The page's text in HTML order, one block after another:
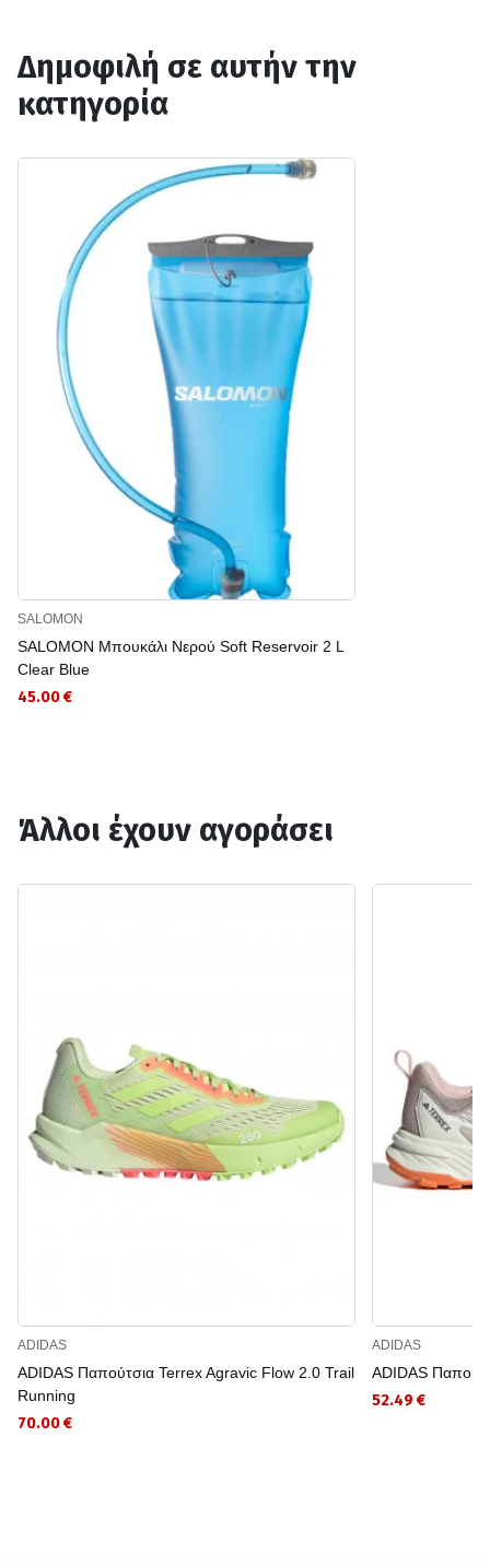
Δημοφιλή σε αυτήν την
κατηγορία
SALOMON
SALOMON Μπουκάλι Νερού Soft Reservoir 2 L
Clear Blue
45.00 €
Άλλοι έχουν αγοράσει
ADIDAS
ADIDAS Παπούτσια Terrex Agravic Flow 2.0 Trail
Running
70.00 €
ADIDAS
ADIDAS
52.49 €